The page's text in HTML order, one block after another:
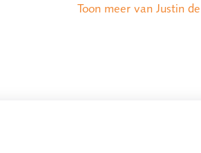
Toon meer van Justin